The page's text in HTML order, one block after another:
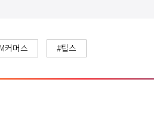
커머스 #팁스